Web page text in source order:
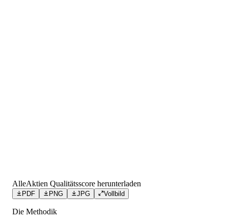
AlleAktien Qualitätsscore herunterladen
PDF PNG JPG Vollbild
Die Methodik